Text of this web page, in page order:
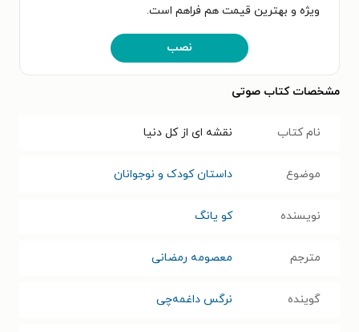
ویژه و بهترین قیمت هم فراهم است.
نصب
مشخصات کتاب صوتی
نام کتاب نقشه ای از کل دنیا
موضوع داستان کودک و نوجوانان
نویسنده کو یانگ
مترجم معصومه رمضانی
گوینده نرگس داغمه‌چی